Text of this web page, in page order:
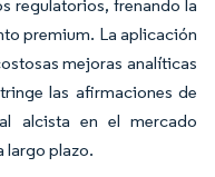
regulatorios, frenando la
premium. La aplicación
mejoras analíticas
las afirmaciones de
alcista en el mercado
largo plazo.